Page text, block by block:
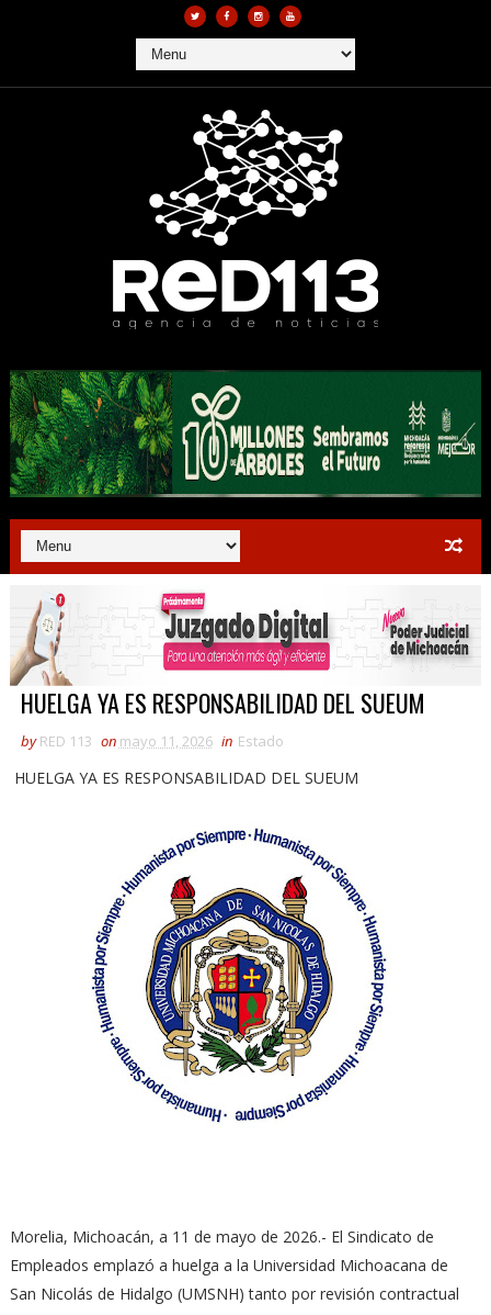
HUELGA YA ES RESPONSABILIDAD DEL SUEUM
by RED 113 on mayo 11, 2026 in Estado
HUELGA YA ES RESPONSABILIDAD DEL SUEUM
Morelia, Michoacán, a 11 de mayo de 2026.- El Sindicato de
Empleados emplazó a huelga a la Universidad Michoacana de
San Nicolás de Hidalgo (UMSNH) tanto por revisión contractual